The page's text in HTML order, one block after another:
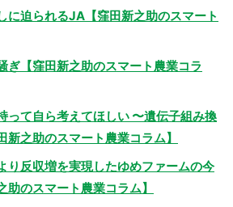
に迫られるJA【窪田新之助のスマート
ぎ【窪田新之助のスマート農業コラ
って自ら考えてほしい 〜遺伝子組み換
新之助のスマート農業コラム】
り反収増を実現したゆめファームの今
のスマート農業コラム】